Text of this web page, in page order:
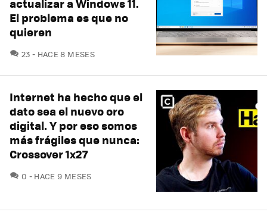
actualizar a Windows 11.
El problema es que no
quieren
23 COMENTARIOS
HACE 8 MESES
Internet ha hecho que el
dato sea el nuevo oro
digital. Y por eso somos
más frágiles que nunca:
Crossover 1x27
0 COMENTARIOS
HACE 9 MESES